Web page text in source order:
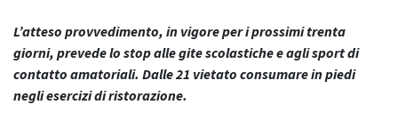
L’atteso provvedimento, in vigore per i prossimi trenta
giorni, prevede lo stop alle gite scolastiche e agli sport di
contatto amatoriali. Dalle 21 vietato consumare in piedi
negli esercizi di ristorazione.